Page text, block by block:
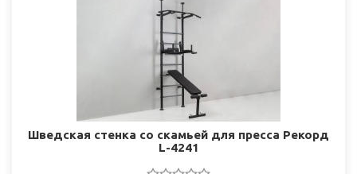
Шведская стенка со скамьей для пресса Рекорд
L-4241